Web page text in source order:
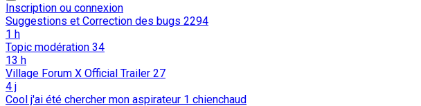
Inscription ou connexion
Suggestions et Correction des bugs 2294
1 h
Topic modération 34
13 h
Village Forum X Official Trailer 27
4 j
Cool j'ai été chercher mon aspirateur 1 chienchaud